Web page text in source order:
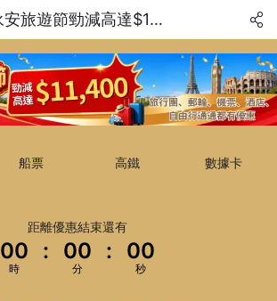
永安旅遊節勁減高達$11400
船票 高鐵 數據卡
距離優惠結束還有
00
時
: 00
分
: 00
秒